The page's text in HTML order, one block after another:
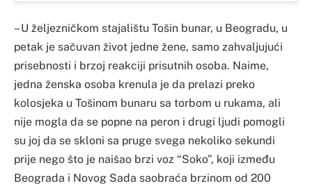
– U željezničkom stajalištu Tošin bunar, u Beogradu, u
petak je sačuvan život jedne žene, samo zahvaljujući
prisebnosti i brzoj reakciji prisutnih osoba. Naime,
jedna ženska osoba krenula je da prelazi preko
kolosjeka u Tošinom bunaru sa torbom u rukama, ali
nije mogla da se popne na peron i drugi ljudi pomogli
su joj da se skloni sa pruge svega nekoliko sekundi
prije nego što je naišao brzi voz “Soko”, koji između
Beograda i Novog Sada saobraća brzinom od 200